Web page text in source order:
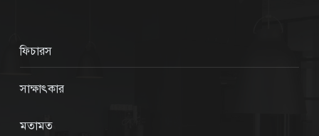
ফিচারস
সাক্ষাৎকার
মতামত